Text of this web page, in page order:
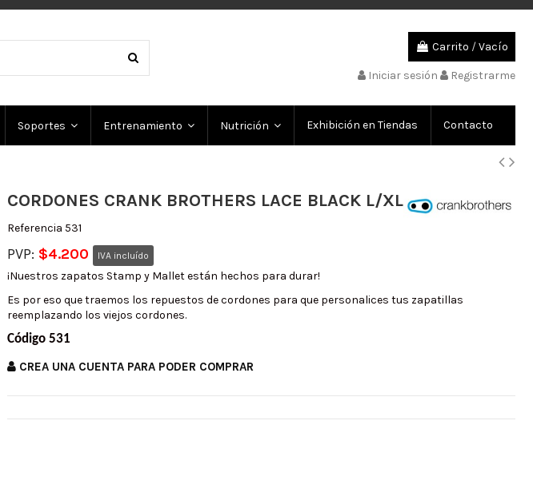
Carrito /Vacío
Iniciar sesión Registrarme
Soportes Entrenamiento Nutrición Exhibición en Tiendas Contacto
CORDONES CRANK BROTHERS LACE BLACK L/XL
Referencia 531
PVP: $4.200 IVA incluído
¡Nuestros zapatos Stamp y Mallet están hechos para durar!
Es por eso que traemos los repuestos de cordones para que personalices tus zapatillas
reemplazando los viejos cordones.
Código 531
CREA UNA CUENTA PARA PODER COMPRAR